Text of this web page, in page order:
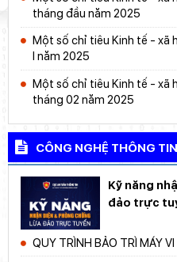
tháng đầu năm 2025
Một số chỉ tiêu Kinh tế - xã
I năm 2025
Một số chỉ tiêu Kinh tế - xã
tháng 02 năm 2025
CÔNG NGHỆ THÔNG TIN
Kỹ năng
đảo trực
QUY TRÌNH BẢO TRÌ MÁY